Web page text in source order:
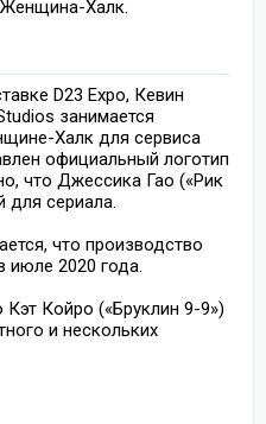
Халк.
D23 Expo, Кевин
занимается
Халк для сервиса
официальный логотип
что Джессика Гао («Рик
для сериала.
что производство
июле 2020 года.
Койро («Бруклин 9-9»)
и нескольких